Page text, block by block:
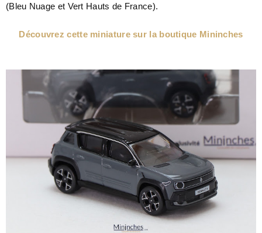
(Bleu Nuage et Vert Hauts de France).
Découvrez cette miniature sur la boutique Mininches